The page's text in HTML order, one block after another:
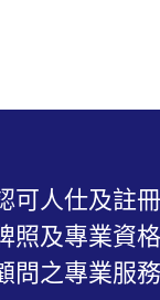
可人仕及註
照及專業資
問之專業服